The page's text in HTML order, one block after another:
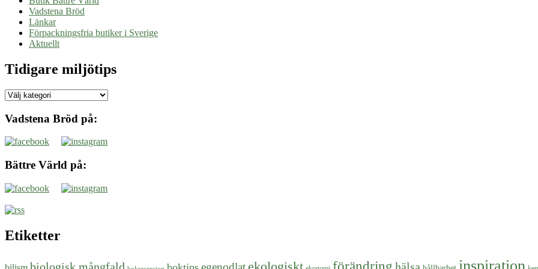
Vadstena Bröd
Länkar
Förpackningsfria butiker i Sverige
Aktuellt
Tidigare miljötips
Tidigare
Vadstena Bröd på:
Bättre Värld på:
Etiketter
biologisk mångfald hälsa inspiration